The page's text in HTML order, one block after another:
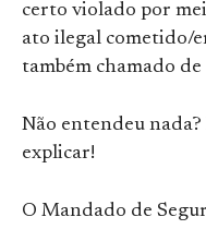
certo violado por
ato ilegal cometido/
também chamado
Não entendeu nada?
explicar!
O Mandado de